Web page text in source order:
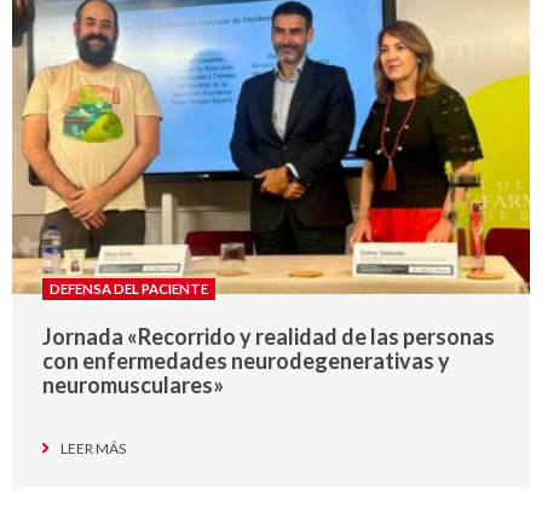
DEFENSA DEL PACIENTE
Jornada «Recorrido y realidad de las personas
con enfermedades neurodegenerativas y
neuromusculares»
LEER MÁS